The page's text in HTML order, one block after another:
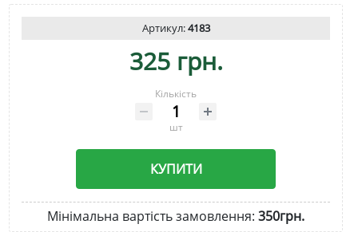
Артикул:4183
325 грн.
Кількість
шт
КУПИТИ
Мінімальна вартість замовлення: 350грн.